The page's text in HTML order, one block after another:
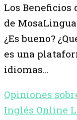
Los Beneficios
de
¿Es bueno?
es una
idiomas…
Opiniones
Inglés Online